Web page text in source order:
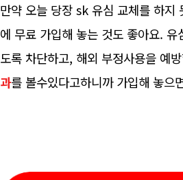
만약 오늘 당장 sk 유심 교체를 하지
에 무료 가입해 놓는 것도 좋아요.
도록 차단하고, 해외 부정사용을 예
과를 볼수있다고하니까 가입해 놓으